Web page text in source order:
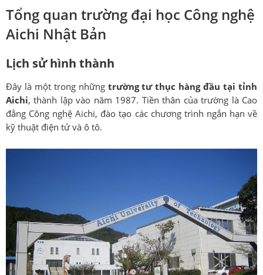
Tổng quan trường đại học Công nghệ
Aichi Nhật Bản
Lịch sử hình thành
Đây là một trong những trường tư thục hàng đầu tại tỉnh
Aichi, thành lập vào năm 1987. Tiền thân của trường là Cao
đẳng Công nghệ Aichi, đào tạo các chương trình ngắn hạn về
kỹ thuật điện tử và ô tô.